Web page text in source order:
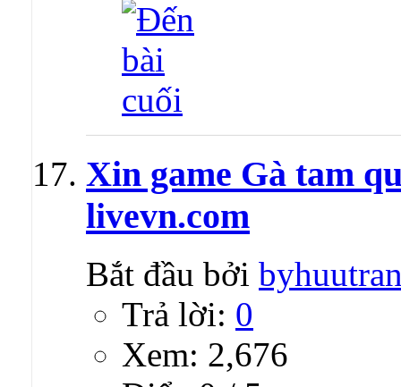
Xin game Gà tam
livevn.com
Bắt đầu bởi
Trả lời: 0
Xem: 2,676